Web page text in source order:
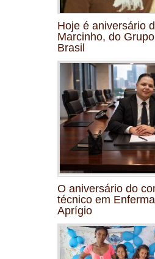
Hoje é aniversário
Marcinho, do
Brasil
O aniversário do
técnico em
Aprígio